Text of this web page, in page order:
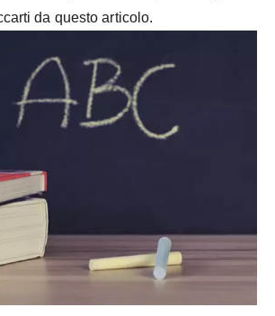
da questo articolo.